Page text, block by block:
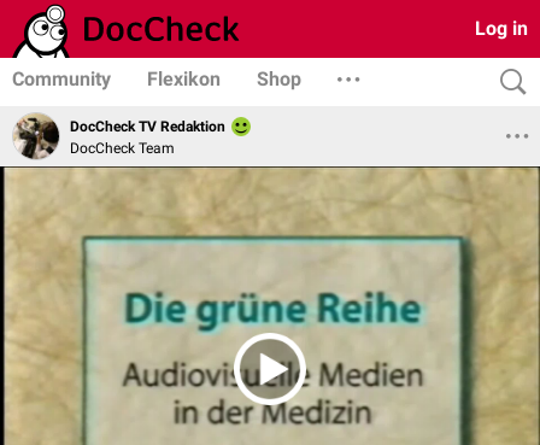
Log in
Community Flexikon Shop
DocCheck TV Redaktion
DocCheck Team